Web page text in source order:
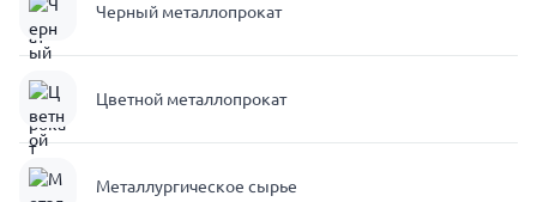
Черный металлопрокат
Цветной металлопрокат
Металлургическое сырье